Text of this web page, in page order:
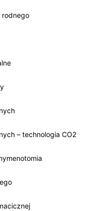
rodnego
– technologia CO2